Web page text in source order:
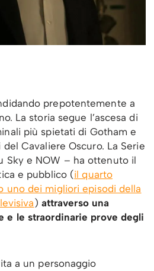
prepotentemente a
La storia segue l’ascesa di
più spietati di Gotham e
Cavaliere Oscuro. La Serie
Sky e NOW – ha ottenuto il
e pubblico (il quarto
uno dei migliori episodi della
) attraverso una
e le straordinarie prove degli
a un personaggio